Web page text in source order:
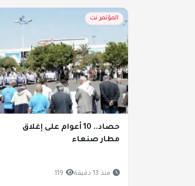
المؤتمر نت
حصاد.. 10 أعوام على إغلاق
مطار صنعاء
منذ 13 دقيقة 119